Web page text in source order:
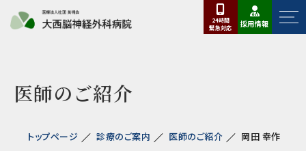
24時間
緊急対応 採用情報
医師のご紹介
トップページ 診療のご案内 医師のご紹介 岡田 幸作